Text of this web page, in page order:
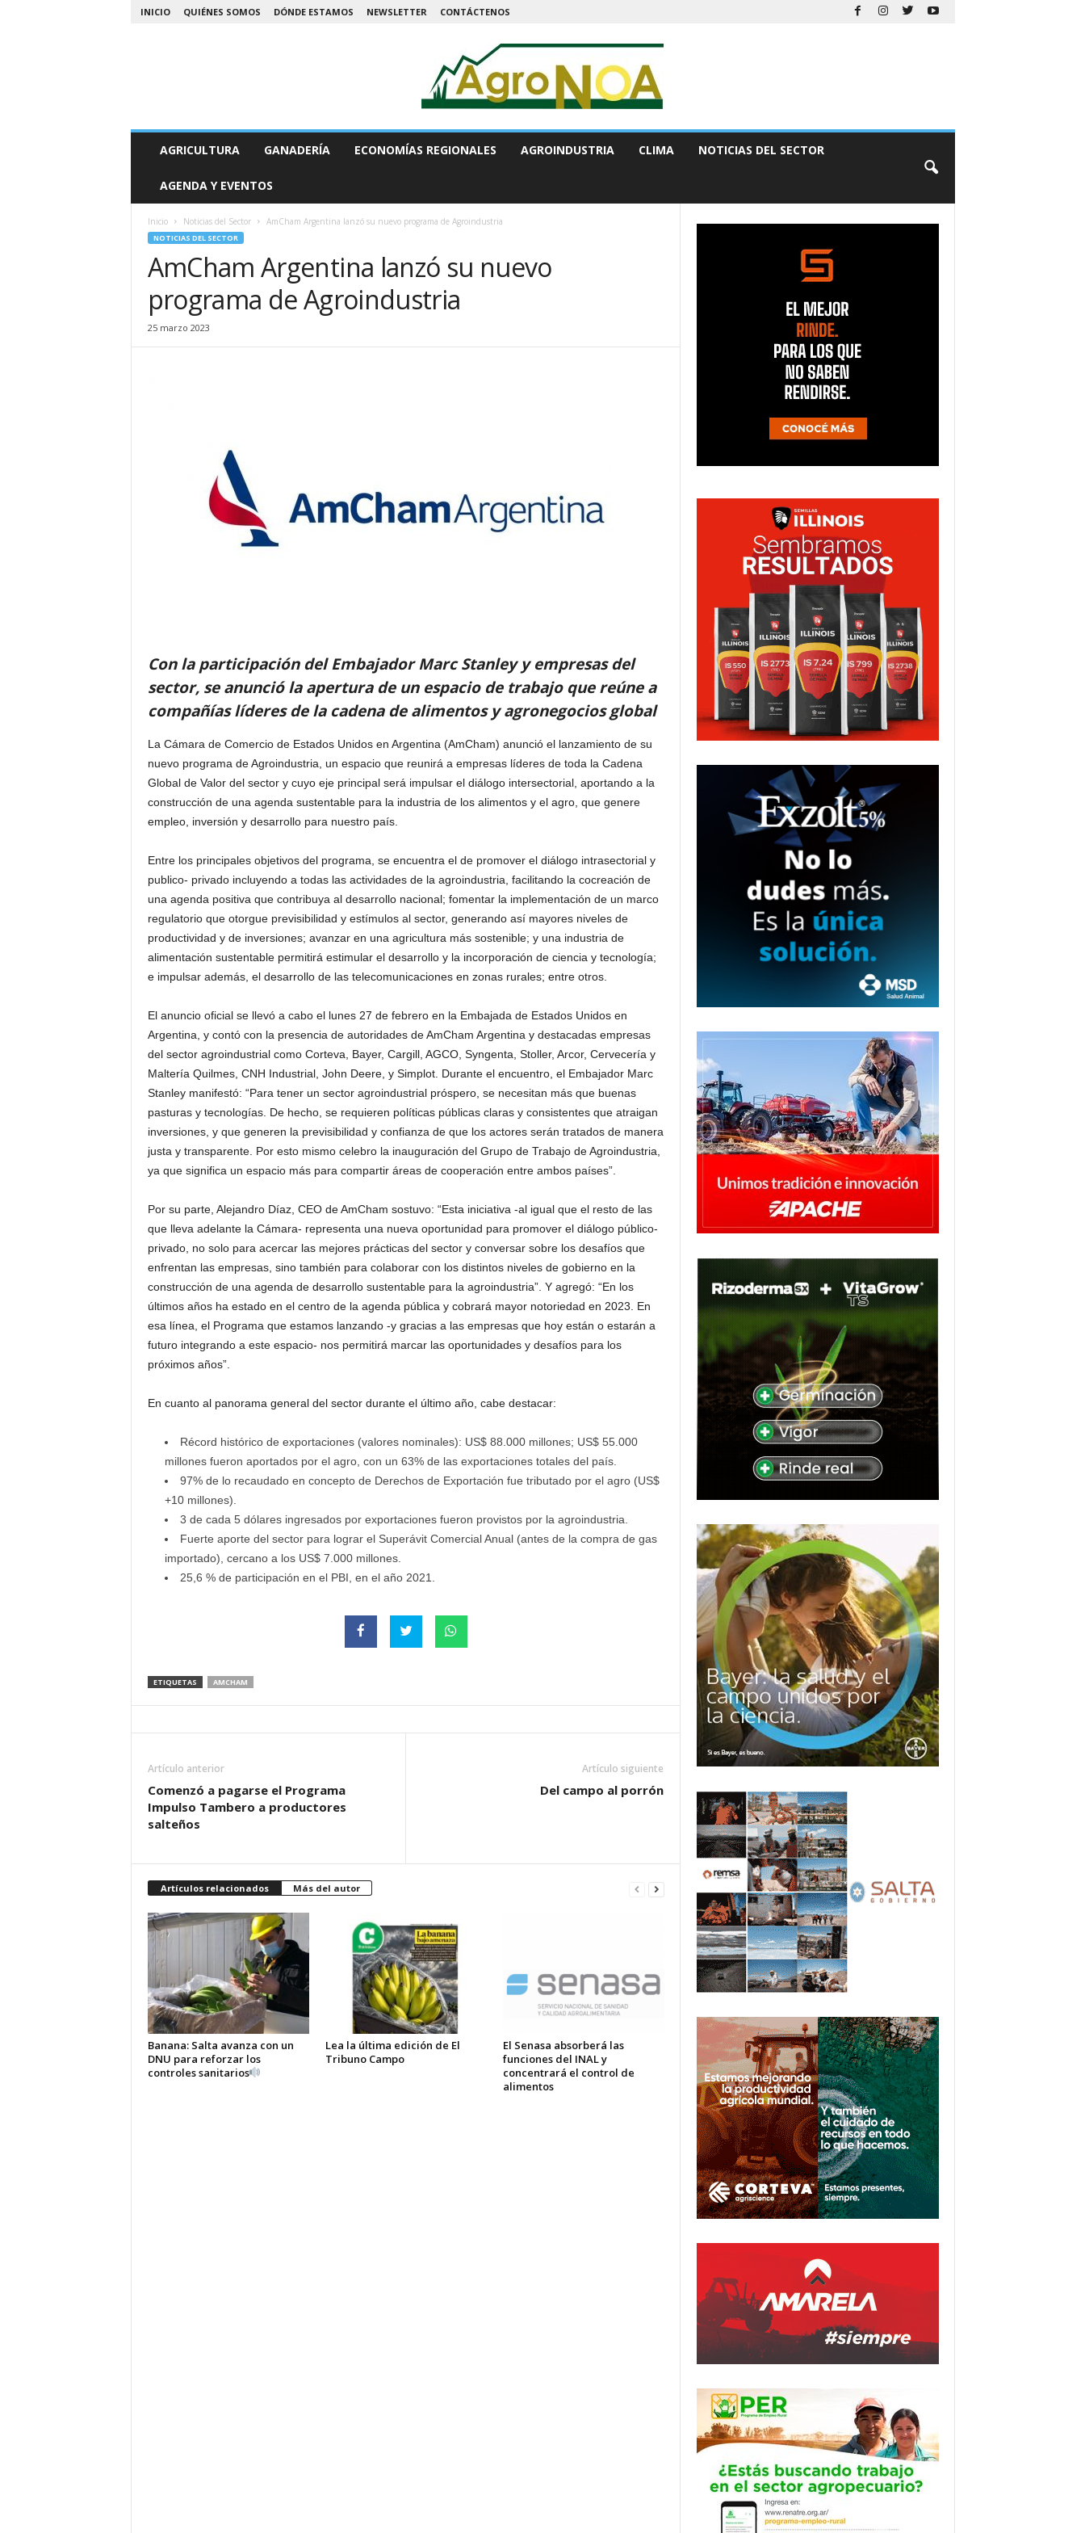
INICIO QUIÉNES SOMOS DÓNDE ESTAMOS NEWSLETTER CONTÁCTENOS
N
AGRICULTURA GANADERÍA ECONOMÍAS REGIONALES AGROINDUSTRIA CLIMA NOTICIAS DEL SECTOR
AGENDA Y EVENTOS
Inicio Noticias del Sector AmCham Argentina lanzó su nuevo programa de Agroindustria
NOTICIAS DEL SECTOR
AmCham Argentina lanzó su nuevo
programa de Agroindustria
25 marzo 2023
Con la participación del Embajador Marc Stanley y empresas del
sector, se anunció la apertura de un espacio de trabajo que reúne a
compañías líderes de la cadena de alimentos y agronegocios global
La Cámara de Comercio de Estados Unidos en Argentina (AmCham) anunció el lanzamiento de su
nuevo programa de Agroindustria, un espacio que reunirá a empresas líderes de toda la Cadena
Global de Valor del sector y cuyo eje principal será impulsar el diálogo intersectorial, aportando a la
construcción de una agenda sustentable para la industria de los alimentos y el agro, que genere
empleo, inversión y desarrollo para nuestro país.
Entre los principales objetivos del programa, se encuentra el de promover el diálogo intrasectorial y
publico- privado incluyendo a todas las actividades de la agroindustria, facilitando la cocreación de
una agenda positiva que contribuya al desarrollo nacional; fomentar la implementación de un marco
regulatorio que otorgue previsibilidad y estímulos al sector, generando así mayores niveles de
productividad y de inversiones; avanzar en una agricultura más sostenible; y una industria de
alimentación sustentable permitirá estimular el desarrollo y la incorporación de ciencia y tecnología;
e impulsar además, el desarrollo de las telecomunicaciones en zonas rurales; entre otros.
El anuncio oficial se llevó a cabo el lunes 27 de febrero en la Embajada de Estados Unidos en
Argentina, y contó con la presencia de autoridades de AmCham Argentina y destacadas empresas
del sector agroindustrial como Corteva, Bayer, Cargill, AGCO, Syngenta, Stoller, Arcor, Cervecería y
Maltería Quilmes, CNH Industrial, John Deere, y Simplot. Durante el encuentro, el Embajador Marc
Stanley manifestó: “Para tener un sector agroindustrial próspero, se necesitan más que buenas
pasturas y tecnologías. De hecho, se requieren políticas públicas claras y consistentes que atraigan
inversiones, y que generen la previsibilidad y confianza de que los actores serán tratados de manera
justa y transparente. Por esto mismo celebro la inauguración del Grupo de Trabajo de Agroindustria,
ya que significa un espacio más para compartir áreas de cooperación entre ambos países”.
Por su parte, Alejandro Díaz, CEO de AmCham sostuvo: “Esta iniciativa -al igual que el resto de las
que lleva adelante la Cámara- representa una nueva oportunidad para promover el diálogo público-
privado, no solo para acercar las mejores prácticas del sector y conversar sobre los desafíos que
enfrentan las empresas, sino también para colaborar con los distintos niveles de gobierno en la
construcción de una agenda de desarrollo sustentable para la agroindustria”. Y agregó: “En los
últimos años ha estado en el centro de la agenda pública y cobrará mayor notoriedad en 2023. En
esa línea, el Programa que estamos lanzando -y gracias a las empresas que hoy están o estarán a
futuro integrando a este espacio- nos permitirá marcar las oportunidades y desafíos para los
próximos años”.
En cuanto al panorama general del sector durante el último año, cabe destacar:
Récord histórico de exportaciones (valores nominales): US$ 88.000 millones; US$ 55.000
millones fueron aportados por el agro, con un 63% de las exportaciones totales del país.
97% de lo recaudado en concepto de Derechos de Exportación fue tributado por el agro (US$
+10 millones).
3 de cada 5 dólares ingresados por exportaciones fueron provistos por la agroindustria.
Fuerte aporte del sector para lograr el Superávit Comercial Anual (antes de la compra de gas
importado), cercano a los US$ 7.000 millones.
25,6 % de participación en el PBI, en el año 2021.
ETIQUETAS AMCHAM
Artículo anterior
Comenzó a pagarse el Programa
Impulso Tambero a productores
salteños
Artículo siguiente
Del campo al porrón
Artículos relacionados Más del autor
Banana: Salta avanza con un
DNU para reforzar los
controles sanitarios
Lea la última edición de El
Tribuno Campo
El Senasa absorberá las
funciones del INAL y
concentrará el control de
alimentos